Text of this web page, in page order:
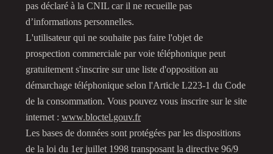
pas déclaré à la CNIL car il ne recueille pas
d’informations personnelles.
L'utilisateur qui ne souhaite pas faire l'objet de
prospection commerciale par voie téléphonique peut
gratuitement s'inscrire sur une liste d'opposition au
démarchage téléphonique selon l'Article L223-1 du Code
de la consommation. Vous pouvez vous inscrire sur le site
internet : www.bloctel.gouv.fr
Les bases de données sont protégées par les dispositions
de la loi du 1er juillet 1998 transposant la directive 96/9